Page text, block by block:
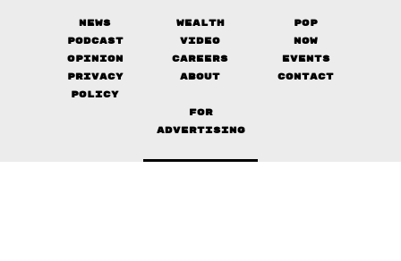
News Wealth
Pop
Podcast
Video
Now
Opinion
Careers
Events
Privacy
Policy
About Contact
FOR
ADVERTISING